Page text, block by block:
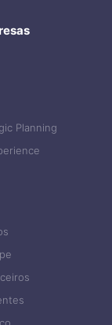
Planning